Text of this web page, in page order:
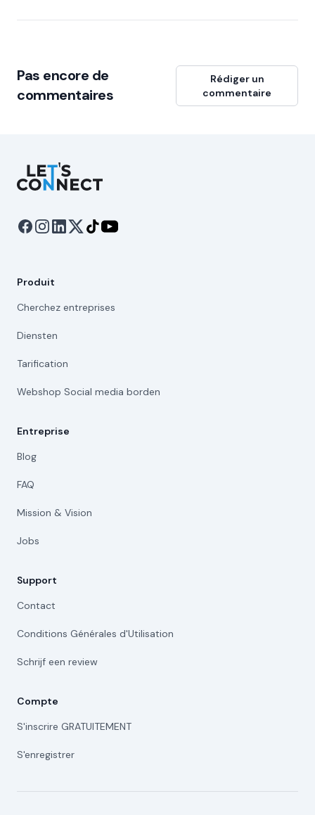
Pas encore de
commentaires
Rédiger un
commentaire
Let's Connect
Produit
Cherchez entreprises
Diensten
Tarification
Webshop Social media borden
Entreprise
Blog
FAQ
Mission & Vision
Jobs
Support
Contact
Conditions Générales d'Utilisation
Schrijf een review
Compte
S'inscrire GRATUITEMENT
S'enregistrer